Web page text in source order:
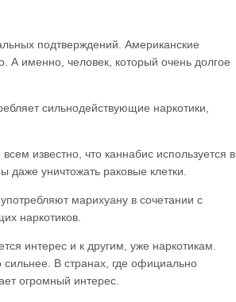
подтверждений. Американские
А именно, человек, который очень долгое
сильнодействующие наркотики,
известно, что каннабис используется в
уничтожать раковые клетки.
марихуану в сочетании с
наркотиков.
интерес и к другим, уже наркотикам.
В странах, где официально
огромный интерес.